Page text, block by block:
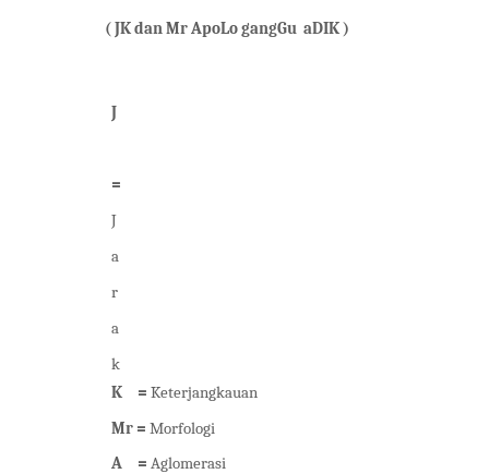
                             ( JK dan Mr ApoLo gangGu  aDIK )
J
J
a
r
a
k
K
= Keterjangkauan
Mr = Morfologi
A
= Aglomerasi